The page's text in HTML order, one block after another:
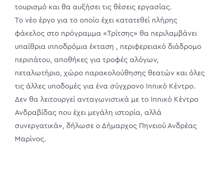
τουρισμό και θα αυξήσει τις θέσεις εργασίας.
Το νέο έργο για το οποίο έχει κατατεθεί πλήρης
φάκελος στο πρόγραμμα «Τρίτσης» θα περιλαμβάνει
υπαίθρια ιπποδρόμια έκταση , περιφερειακό διάδρομο
περιπάτου, αποθήκες για τροφές αλόγων,
πεταλωτήριο, χώρο παρακολούθησης θεατών και όλες
τις άλλες υποδομές για ένα σύγχρονο Ιππικό Κέντρο.
Δεν θα λειτουργεί ανταγωνιστικά με το Ιππικό Κέντρο
Ανδραβίδας που έχει μεγάλη ιστορία, αλλά
συνεργατικά», δήλωσε ο Δήμαρχος Πηνειού Ανδρέας
Μαρίνος.